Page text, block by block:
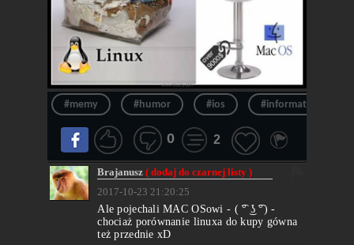
#memy #humor #ios #informatyka
0 2
Brajanusz( dodaj do czarnej listy )
2017-10-23 21:20:25
Ale pojechali MAC OSowi - ( ͡° ͜ʖ ͡°) -
chociaż porównanie linuxa do kupy gówna
też przednie xD